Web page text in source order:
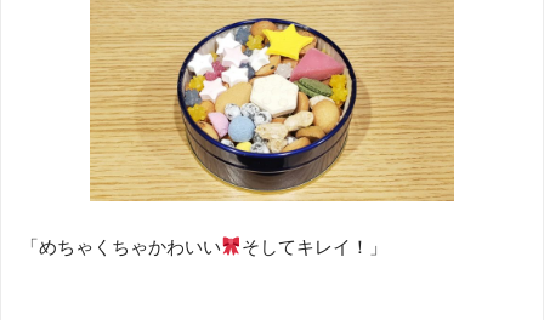
「めちゃくちゃかわいい そしてキレイ！」